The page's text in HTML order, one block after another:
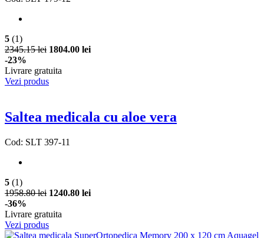
5 (1)
2345.15 lei 1804.00 lei
-23%
Livrare gratuita
Vezi produs
Saltea medicala cu aloe vera
Cod: SLT 397-11
5 (1)
1958.80 lei 1240.80 lei
-36%
Livrare gratuita
Vezi produs